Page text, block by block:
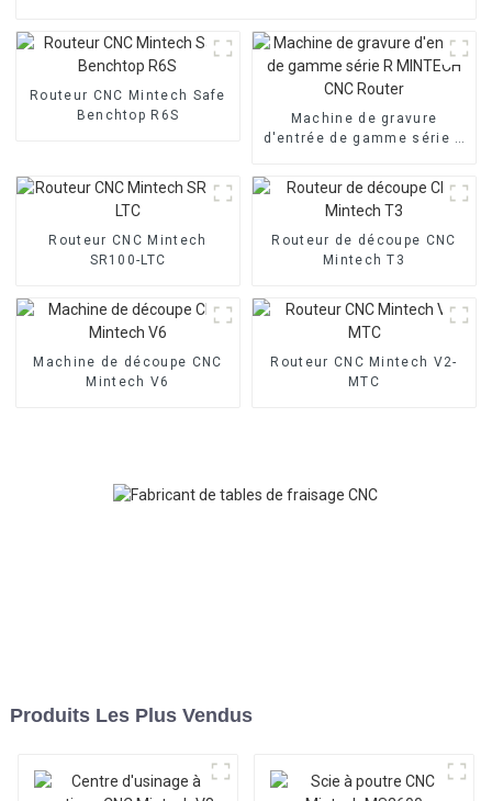
Routeur CNC Mintech Safe
Benchtop R6S
Machine de gravure
d'entrée de gamme série R
Routeur CNC Mintech
SR100-LTC
Routeur de découpe CNC
Mintech T3
Machine de découpe CNC
Mintech V6
Routeur CNC Mintech V2-
MTC
Produits Les Plus Vendus